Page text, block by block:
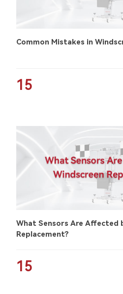
Common Mistakes in
15
What Sensors Are Affected
Replacement?
15